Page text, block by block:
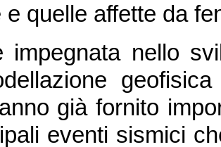
e quelle affette da
impegnata nello
già fornito
eventi sismici